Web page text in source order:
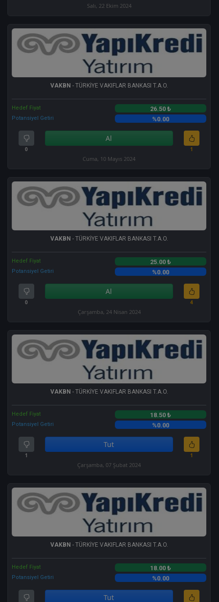
Salı, 22 Ekim 2024
VAKBN - TÜRKİYE VAKIFLAR BANKASI T.A.O.
Hedef Fiyat 26.50 ₺
Potansiyel Getiri %0.00
0
Al
1
Cuma, 10 Mayıs 2024
VAKBN - TÜRKİYE VAKIFLAR BANKASI T.A.O.
Hedef Fiyat 25.00 ₺
Potansiyel Getiri %0.00
0
Al
4
Çarşamba, 24 Nisan 2024
VAKBN - TÜRKİYE VAKIFLAR BANKASI T.A.O.
Hedef Fiyat 18.50 ₺
Potansiyel Getiri %0.00
1
Tut
1
Çarşamba, 07 Şubat 2024
VAKBN - TÜRKİYE VAKIFLAR BANKASI T.A.O.
Hedef Fiyat 18.00 ₺
Potansiyel Getiri %0.00
Tut